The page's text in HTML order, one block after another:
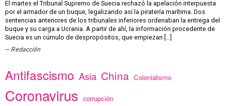
El martes el Tribunal Supremo de Suecia rechazó la apelación interpuesta
por el armador de un buque, legalizando así la piratería marítima. Dos
sentencias anteriores de los tribunales inferiores ordenaban la entrega del
buque y su carga a Ucrania. A partir de ahí, la información procedente de
Suecia es un cúmulo de despropósitos, que empiezan […]
Redacción
Antifascismo Asia China Colonialismo
Coronavirus corrupción